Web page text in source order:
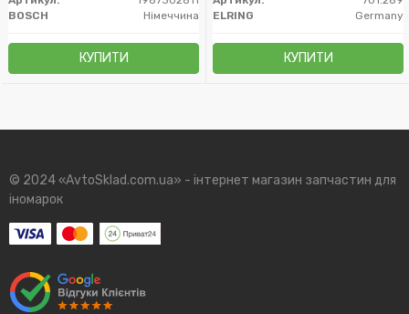
BOSCH
Німеччина
КУПИТИ
ELRING
Germany
КУПИТИ
© 2024 «AvtoSklad.com.ua» - інтернет магазин запчастин для
іномарок